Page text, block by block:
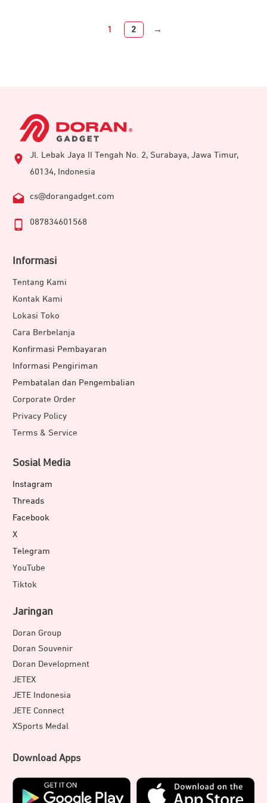
1 2 →
Jl. Lebak Jaya II Tengah No. 2, Surabaya, Jawa Timur,
60134, Indonesia
cs@dorangadget.com
087834601568
Informasi
Tentang Kami
Kontak Kami
Lokasi Toko
Cara Berbelanja
Konfirmasi Pembayaran
Informasi Pengiriman
Pembatalan dan Pengembalian
Corporate Order
Privacy Policy
Terms & Service
Sosial Media
Instagram
Threads
Facebook
X
Telegram
YouTube
Tiktok
Jaringan
Doran Group
Doran Souvenir
Doran Development
JETEX
JETE Indonesia
JETE Connect
XSports Medal
Download Apps